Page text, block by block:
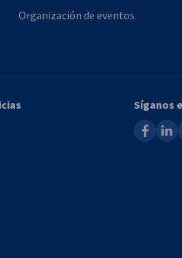
Organización de eventos
Síganos
facebook